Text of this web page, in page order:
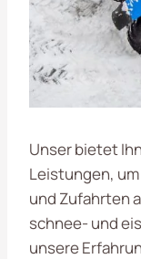
Unser bietet
Leistungen,
und Zufahrten
schnee- und
unsere